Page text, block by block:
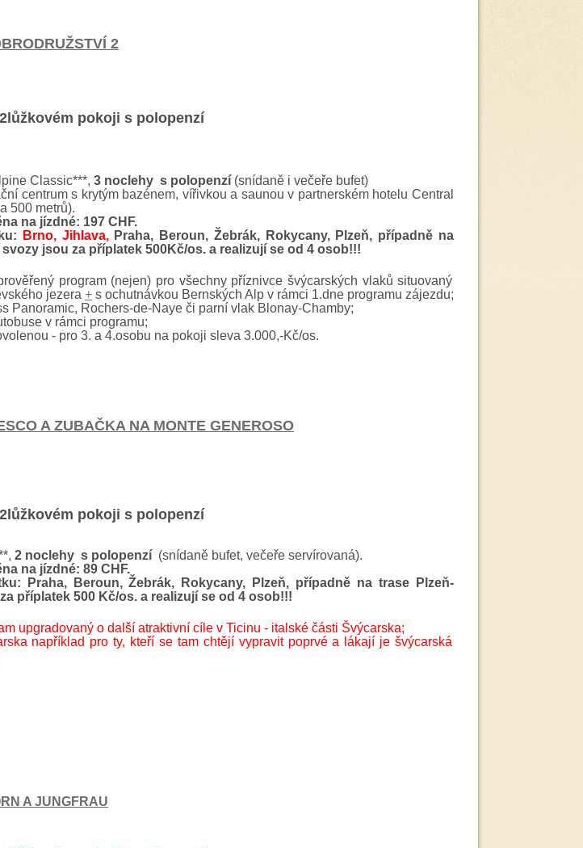
2
pokoji s polopenzí
Classic***, 3 noclehy s polopenzí (snídaně i večeře bufet)
centrum s krytým bazénem, vířivkou a saunou v partnerském hotelu Central
500 metrů).
na jízdné: 197 CHF.
Brno, Jihlava,Praha, Beroun, Žebrák, Rokycany, Plzeň, případně na
jsou za příplatek 500Kč/os. a realizují se od 4 osob!!!
program (nejen) pro všechny příznivce švýcarských vlaků situovaný
jezera + s ochutnávkou Bernských Alp v rámci 1.dne programu zájezdu;
Panoramic, Rochers-de-Naye či parní vlak Blonay-Chamby;
v rámci programu;
- pro 3. a 4.osobu na pokoji sleva 3.000,-Kč/os.
A ZUBAČKA NA MONTE GENEROSO
pokoji s polopenzí
2 noclehy s polopenzí (snídaně bufet, večeře servírovaná).
na jízdné: 89 CHF.
Praha, Beroun, Žebrák, Rokycany, Plzeň, případně na trase Plzeň-
příplatek 500 Kč/os. a realizují se od 4 osob!!!
upgradovaný o další atraktivní cíle v Ticinu - italské části Švýcarska;
například pro ty, kteří se tam chtějí vypravit poprvé a lákají je švýcarská
A JUNGFRAU